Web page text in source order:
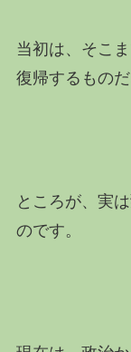
当初は、そこ
復帰するもの
ところが、実
のです。